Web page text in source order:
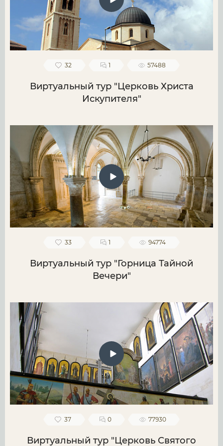
32 1 57488
Виртуальный тур "Церковь Христа
Искупителя"
33 1 94774
Виртуальный тур "Горница Тайной
Вечери"
37 0 77930
Виртуальный тур "Церковь Святого